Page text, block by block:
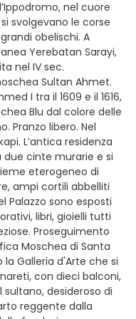
nel cuore
svolgevano le corse
obelischi. A
Yerebatan Sarayi,
nel IV sec.
Sultan Ahmet.
I tra il 1609 e il 1616,
Blu dal colore delle
Pranzo libero. Nel
L’antica residenza
cinte murarie e si
eterogeneo di
ampi cortili abbelliti
Palazzo sono esposti
libri, gioielli tutti
Proseguimento
Moschea di Santa
Galleria d'Arte che si
con dieci balconi,
desideroso di
reggente dalla